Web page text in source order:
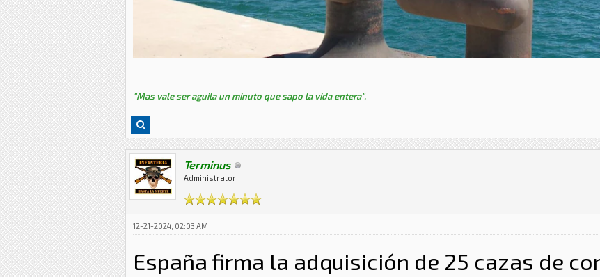
"Mas vale ser aguila un minuto que sapo la vida entera".
Terminus
Administrator
12-21-2024, 02:03 AM
España firma la adquisición de 25 cazas de